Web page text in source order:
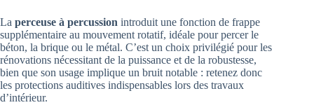
La perceuse à percussion introduit une fonction de frappe
supplémentaire au mouvement rotatif, idéale pour percer le
béton, la brique ou le métal. C’est un choix privilégié pour les
rénovations nécessitant de la puissance et de la robustesse,
bien que son usage implique un bruit notable : retenez donc
les protections auditives indispensables lors des travaux
d’intérieur.